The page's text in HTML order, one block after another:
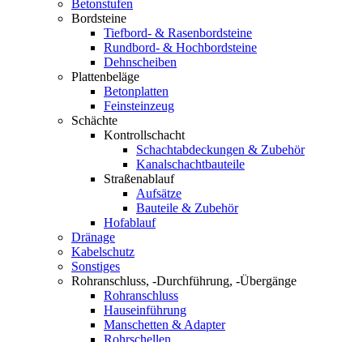
Betonstufen
Bordsteine
Tiefbord- & Rasenbordsteine
Rundbord- & Hochbordsteine
Dehnscheiben
Plattenbeläge
Betonplatten
Feinsteinzeug
Schächte
Kontrollschacht
Schachtabdeckungen & Zubehör
Kanalschachtbauteile
Straßenablauf
Aufsätze
Bauteile & Zubehör
Hofablauf
Dränage
Kabelschutz
Sonstiges
Rohranschluss, -Durchführung, -Übergänge
Rohranschluss
Hauseinführung
Manschetten & Adapter
Rohrschellen